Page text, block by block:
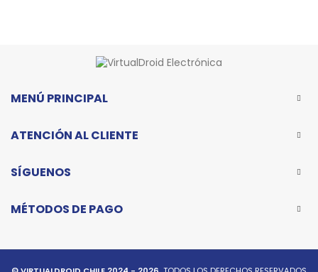
MENÚ PRINCIPAL
ATENCIÓN AL CLIENTE
SÍGUENOS
MÉTODOS DE PAGO